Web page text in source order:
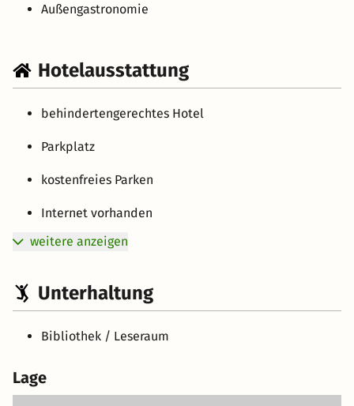
Außengastronomie
Hotelausstattung
behindertengerechtes Hotel
Parkplatz
kostenfreies Parken
Internet vorhanden
weitere anzeigen
Unterhaltung
Bibliothek / Leseraum
Lage